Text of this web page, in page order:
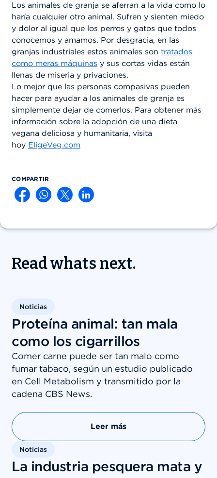
Los animales de granja se aferran a la vida como lo
haría cualquier otro animal. Sufren y sienten miedo
y dolor al igual que los perros y gatos que todos
conocemos y amamos. Por desgracia, en las
granjas industriales estos animales son tratados
como meras máquinas y sus cortas vidas están
llenas de miseria y privaciones.
Lo mejor que las personas compasivas pueden
hacer para ayudar a los animales de granja es
simplemente dejar de comerlos. Para obtener más
información sobre la adopción de una dieta
vegana deliciosa y humanitaria, visita
hoy EligeVeg.com
COMPARTIR
Read whats next.
Noticias
Proteína animal: tan mala
como los cigarrillos
Comer carne puede ser tan malo como
fumar tabaco, según un estudio publicado
en Cell Metabolism y transmitido por la
cadena CBS News.
Leer más
Noticias
La industria pesquera mata y